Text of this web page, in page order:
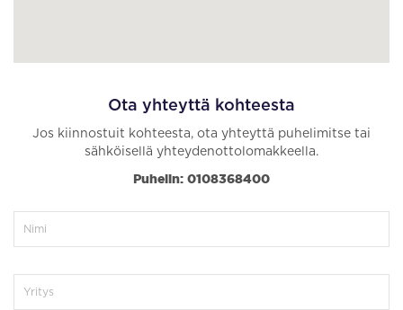
Ota yhteyttä kohteesta
Jos kiinnostuit kohteesta, ota yhteyttä puhelimitse tai
sähköisellä yhteydenottolomakkeella.
Puhelin: 0108368400